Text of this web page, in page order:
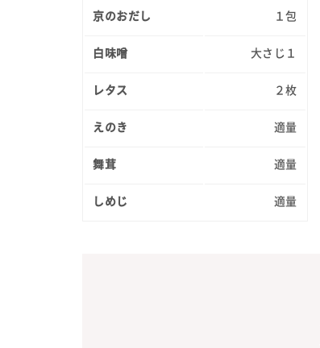
京のおだし １包
白味噌 大さじ１
レタス ２枚
えのき 適量
舞茸 適量
しめじ 適量